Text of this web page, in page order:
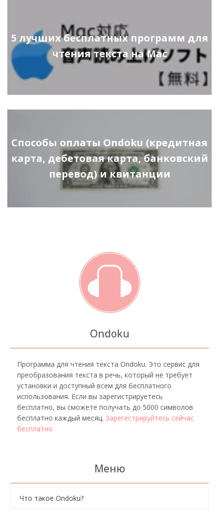
5 лучших бесплатных программ для
чтения текста на Mac
Способы оплаты Ondoku (кредитная
карта, дебетовая карта, банковский
перевод) и квитанции
Ondoku
Программа для чтения текста Ondoku. Это сервис для
преобразования текста в речь, который не требует
установки и доступный всем для бесплатного
использования. Если вы зарегистрируетесь
бесплатно, вы сможете получать до 5000 символов
бесплатно каждый месяц. Зарегестрируйтесь сейчас
бесплатно
Меню
Что такое Ondoku?